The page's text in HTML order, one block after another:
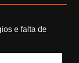
e falta de